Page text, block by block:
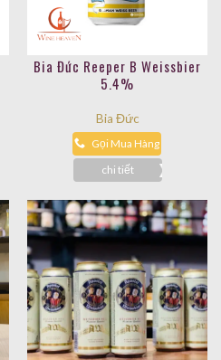
Bia Đức Reeper B Weissbier
5.4%
Bia Đức
Gọi Mua Hàng
chi tiết